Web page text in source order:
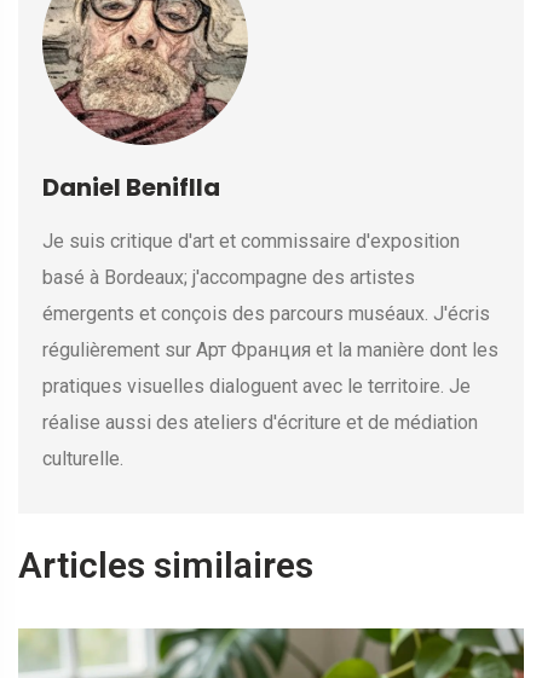
Daniel Beniflla
Je suis critique d'art et commissaire d'exposition
basé à Bordeaux; j'accompagne des artistes
émergents et conçois des parcours muséaux. J'écris
régulièrement sur Арт Франция et la manière dont les
pratiques visuelles dialoguent avec le territoire. Je
réalise aussi des ateliers d'écriture et de médiation
culturelle.
Articles similaires